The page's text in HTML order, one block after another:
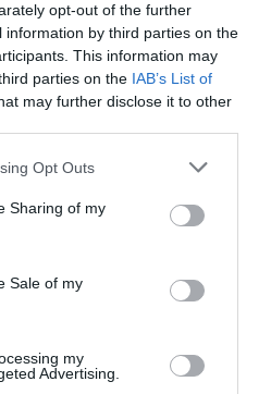
opt-out of the further
by third parties on the
This information may
parties on the IAB’s List of
may further disclose it to other
Opt Outs
Sharing of my
Sale of my
my
Advertising.
360»
δήλωσε: «Η Μεσσηνία
Ενότητα με πολύ μεγάλη
έργα σε εξέλιξη. Μέσα από
κοινωνίες, να βλέπουμε τα
με τους δημάρχους, τους
να σχεδιάζουμε μαζί τα
παρεμβάσεις που
συνοχή και την